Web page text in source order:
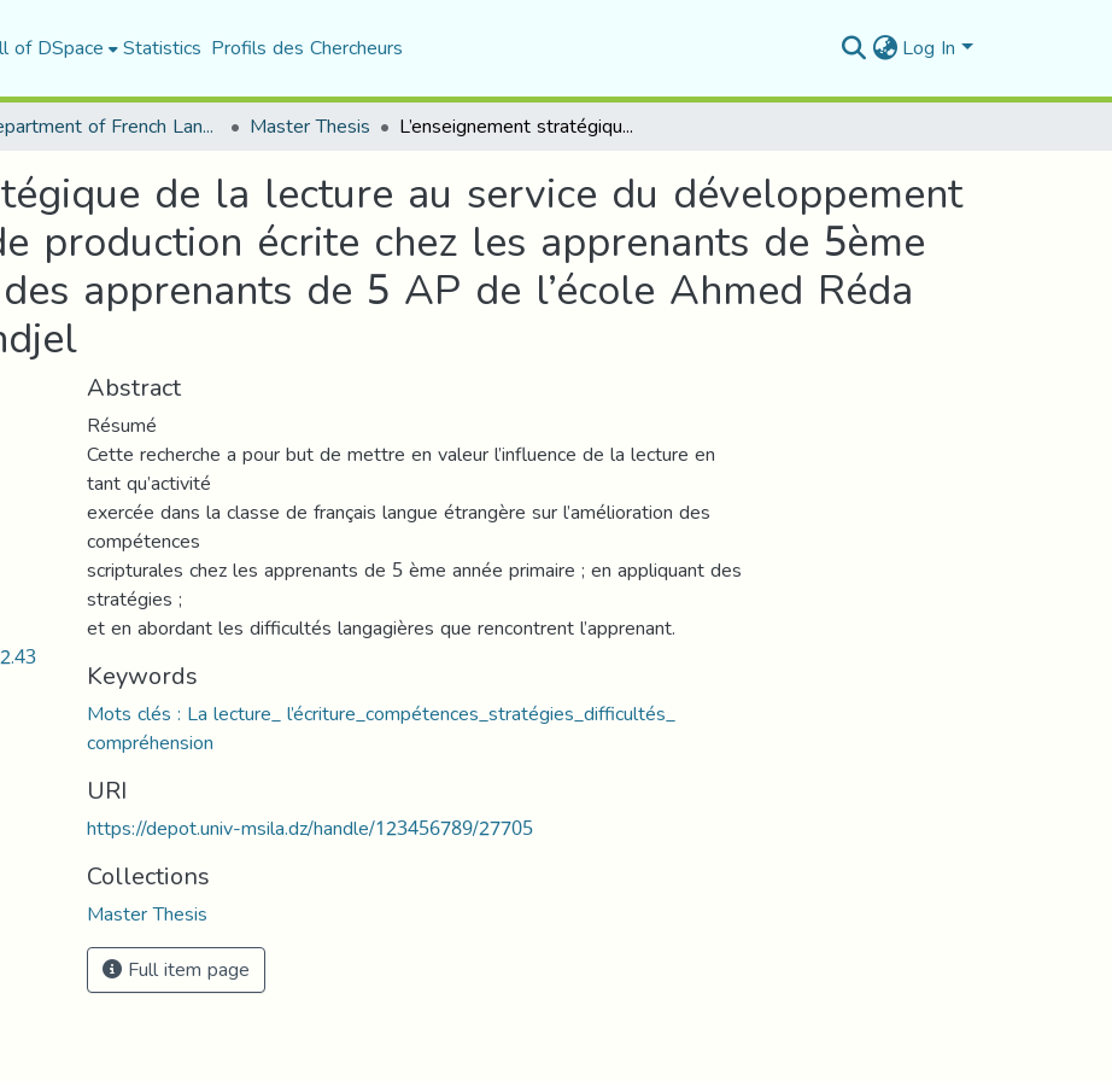
of DSpace Statistics Profils des Chercheurs Log In
Department of French Language and Literature Master Thesis L’enseignement stratégique de la lecture au service du développement d’une compétence de production écrite chez les apprenants de 5ème année primaire Cas des apprenants de 5 AP de l’école Ahmed Réda HOUHOU – Ain Lahdjel
de la lecture au service du développement
production écrite chez les apprenants de 5ème
apprenants de 5 AP de l’école Ahmed Réda
Abstract
Résumé
Cette recherche a pour but de mettre en valeur l’influence de la lecture en
tant qu’activité
exercée dans la classe de français langue étrangère sur l’amélioration des
compétences
scripturales chez les apprenants de 5 ème année primaire ; en appliquant des
stratégies ;
et en abordant les difficultés langagières que rencontrent l’apprenant.
Keywords
Mots clés : La lecture_ l’écriture_compétences_stratégies_difficultés_
compréhension
URI
https://depot.univ-msila.dz/handle/123456789/27705
Collections
Master Thesis
Full item page